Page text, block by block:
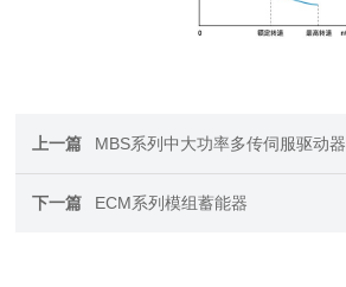
上一篇 MBS系列中大功率多传伺服驱动器
下一篇 ECM系列模组蓄能器